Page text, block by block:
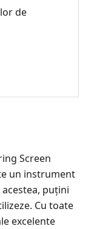
de
Screen
un instrument
puțini
Cu toate
excelente